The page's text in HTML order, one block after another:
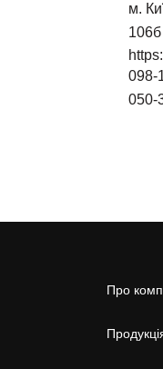
м.
106б
098-
050-
Про